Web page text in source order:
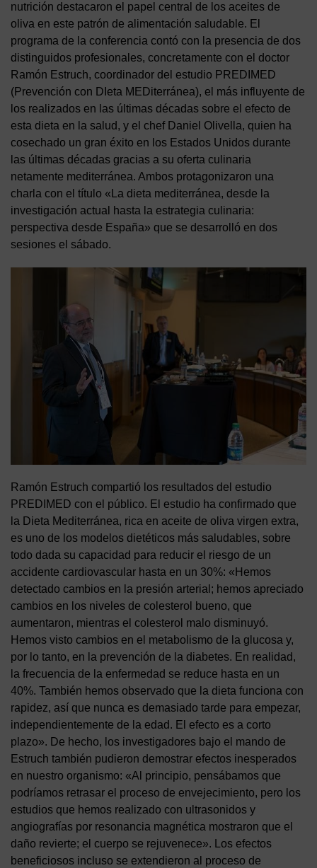
nutrición destacaron el papel central de los aceites de
oliva en este patrón de alimentación saludable. El
programa de la conferencia contó con la presencia de dos
distinguidos profesionales, concretamente con el doctor
Ramón Estruch, coordinador del estudio PREDIMED
(Prevención con DIeta MEDiterránea), el más influyente de
los realizados en las últimas décadas sobre el efecto de
esta dieta en la salud, y el chef Daniel Olivella, quien ha
cosechado un gran éxito en los Estados Unidos durante
las últimas décadas gracias a su oferta culinaria
netamente mediterránea. Ambos protagonizaron una
charla con el título «La dieta mediterránea, desde la
investigación actual hasta la estrategia culinaria:
perspectiva desde España» que se desarrolló en dos
sesiones el sábado.
Ramón Estruch compartió los resultados del estudio
PREDIMED con el público. El estudio ha confirmado que
la Dieta Mediterránea, rica en aceite de oliva virgen extra,
es uno de los modelos dietéticos más saludables, sobre
todo dada su capacidad para reducir el riesgo de un
accidente cardiovascular hasta en un 30%: «Hemos
detectado cambios en la presión arterial; hemos apreciado
cambios en los niveles de colesterol bueno, que
aumentaron, mientras el colesterol malo disminuyó.
Hemos visto cambios en el metabolismo de la glucosa y,
por lo tanto, en la prevención de la diabetes. En realidad,
la frecuencia de la enfermedad se reduce hasta en un
40%. También hemos observado que la dieta funciona con
rapidez, así que nunca es demasiado tarde para empezar,
independientemente de la edad. El efecto es a corto
plazo». De hecho, los investigadores bajo el mando de
Estruch también pudieron demostrar efectos inesperados
en nuestro organismo: «Al principio, pensábamos que
podríamos retrasar el proceso de envejecimiento, pero los
estudios que hemos realizado con ultrasonidos y
angiografías por resonancia magnética mostraron que el
daño revierte; el cuerpo se rejuvenece». Los efectos
beneficiosos incluso se extendieron al proceso de